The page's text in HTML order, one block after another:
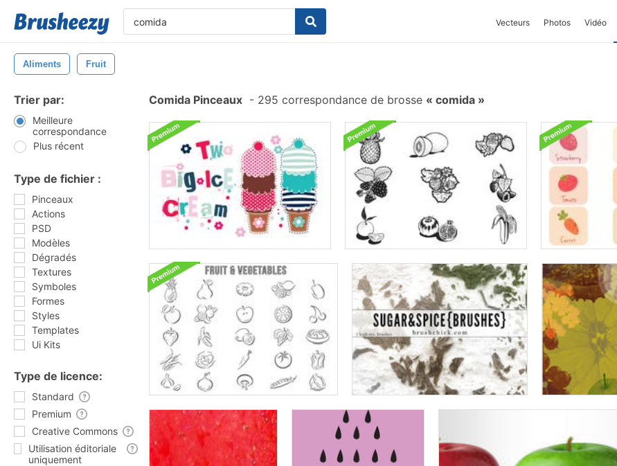
Vecteurs Photos Vidéo
Aliments Fruit
Trier par:
Meilleure
correspondance
Plus récent
Type de fichier :
Pinceaux
Actions
PSD
Modèles
Dégradés
Textures
Symboles
Formes
Styles
Templates
Ui Kits
Type de licence:
Standard
Premium
Creative Commons
Utilisation éditoriale
uniquement
Comida Pinceaux - 295 correspondance de brosse comida